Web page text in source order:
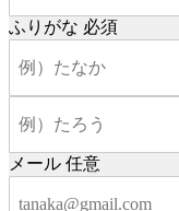
ふりがな 必須
メール 任意